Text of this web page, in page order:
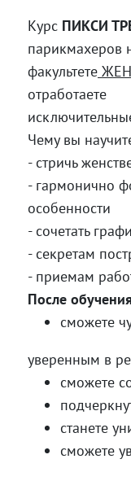
Курс ПИКСИ
парикмахеров
факультете
отработаете
Чему вы
- стричь
- гармонично
особенности
- сочетать
- секретам
- приемам
После
сможете
уверенным в
сможете
станете
сможете